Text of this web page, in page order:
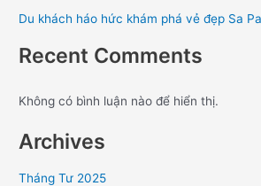
Du khách háo hức khám phá vẻ đẹp Sa
Recent Comments
Không có bình luận nào để hiển thị.
Archives
Tháng Tư 2025